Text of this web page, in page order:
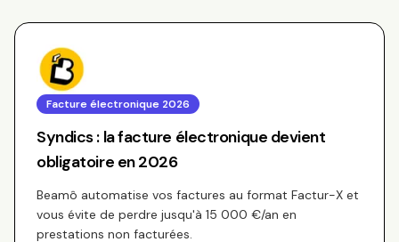
Facture électronique 2026
Syndics : la facture électronique devient
obligatoire en 2026
Beamô automatise vos factures au format Factur-X et
vous évite de perdre jusqu'à 15 000 €/an en
prestations non facturées.